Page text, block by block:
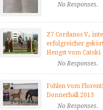
No Responses.
Z7 Cordanos V.,
erfolgreicher
Hengst vom Catoki
No Responses.
Fohlen vom
Donnerhall 2013
No Responses.